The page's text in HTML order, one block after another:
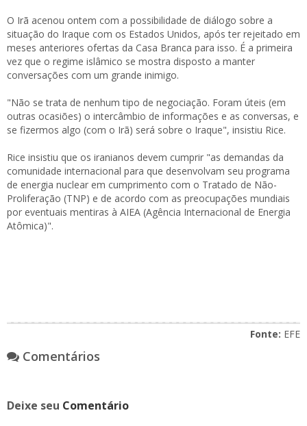
O Irã acenou ontem com a possibilidade de diálogo sobre a
situação do Iraque com os Estados Unidos, após ter rejeitado em
meses anteriores ofertas da Casa Branca para isso. É a primeira
vez que o regime islâmico se mostra disposto a manter
conversações com um grande inimigo.
"Não se trata de nenhum tipo de negociação. Foram úteis (em
outras ocasiões) o intercâmbio de informações e as conversas, e
se fizermos algo (com o Irã) será sobre o Iraque", insistiu Rice.
Rice insistiu que os iranianos devem cumprir "as demandas da
comunidade internacional para que desenvolvam seu programa
de energia nuclear em cumprimento com o Tratado de Não-
Proliferação (TNP) e de acordo com as preocupações mundiais
por eventuais mentiras à AIEA (Agência Internacional de Energia
Atômica)".
Fonte: EFE
Comentários
Deixe seu Comentário